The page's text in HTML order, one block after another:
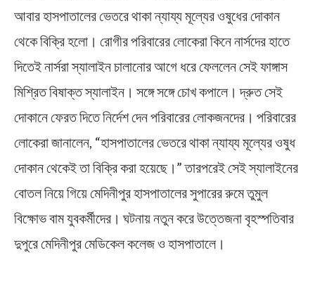
আবার হাসপাতালের ভেতরে থাকা ন্যায্য মূল্যের ওষুধের দোকান
থেকে বিক্রি হলো। রোগীর পরিবারের লোকেরা কিনে নার্সদের হাতে
দিতেই নার্সরা স্যালাইন চালানোর আগে ধরে ফেললেন সেই ফাঙ্গাস
মিশ্রিত বিষাক্ত স্যালাইন। সঙ্গে সঙ্গে চোখ কপালে। দ্রুত সেই
দোকানে ফেরত দিতে নির্দেশ দেন পরিবারের লোকজনদের। পরিবারের
লোকেরা জানালেন, “হাসপাতালের ভেতরে থাকা ন্যায্য মূল্যের ওষুধ
দোকান থেকেই তা বিক্রি করা হয়েছে।” তারপরেই সেই স্যালাইনের
বোতল নিয়ে গিয়ে মেদিনীপুর হাসপাতালের সুপারের রুমে তুমুল
বিক্ষোভ বাম যুবকর্মীদের। ঘটনায় নতুন করে উত্তেজনা বৃহস্পতিবার
দুপুরে মেদিনীপুর মেডিকেল কলেজ ও হাসপাতালে।